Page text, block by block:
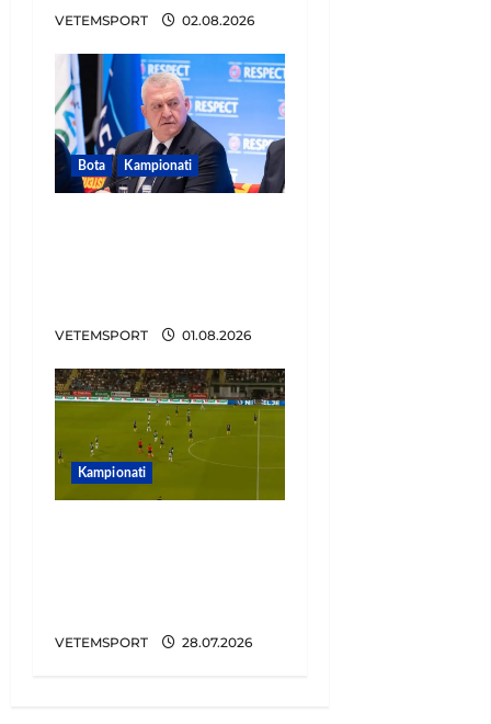
VETEMSPORT 02.08.2026
Bota Kampionati
VETEMSPORT 01.08.2026
Kampionati
VETEMSPORT 28.07.2026